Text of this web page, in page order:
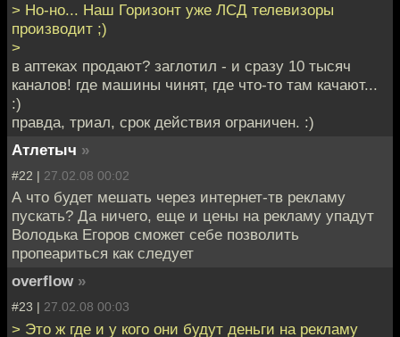
> Но-но... Наш Горизонт уже ЛСД телевизоры
производит ;)
>
в аптеках продают? заглотил - и сразу 10 тысяч
каналов! где машины чинят, где что-то там качают...
:)
правда, триал, срок действия ограничен. :)
Атлетыч »
#22 | 27.02.08 00:02
А что будет мешать через интернет-тв рекламу
пускать? Да ничего, еще и цены на рекламу упадут
Володька Егоров сможет себе позволить
пропеариться как следует
overflow »
#23 | 27.02.08 00:03
> Это ж где и у кого они будут деньги на рекламу